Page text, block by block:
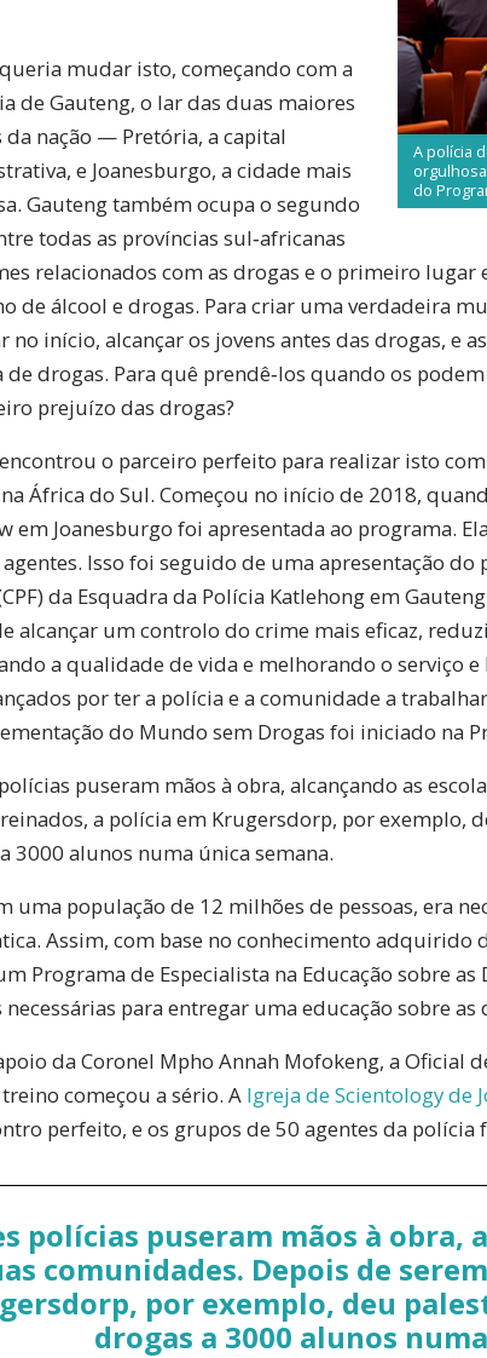
A polícia
do
queria mudar isto, começando com a
de Gauteng, o lar das duas maiores
da nação — Pretória, a capital
e Joanesburgo, a cidade mais
Gauteng também ocupa o segundo
todas as províncias sul‑africanas
relacionados com as drogas e o primeiro lugar
de álcool e drogas. Para criar uma verdadeira
no início, alcançar os jovens antes das drogas, e
de drogas. Para quê prendê‑los quando os
prejuízo das drogas?
encontrou o parceiro perfeito para realizar isto
África do Sul. Começou no início de 2018,
em Joanesburgo foi apresentada ao programa.
agentes. Isso foi seguido de uma apresentação
da Esquadra da Polícia Katlehong em
alcançar um controlo do crime mais eficaz,
a qualidade de vida e melhorando o serviço
por ter a polícia e a comunidade a
do Mundo sem Drogas foi iniciado na
puseram mãos à obra, alcançando as
a polícia em Krugersdorp, por exemplo,
3000 alunos numa única semana.
uma população de 12 milhões de pessoas, era
Assim, com base no conhecimento adquirido
Programa de Especialista na Educação sobre
necessárias para entregar uma educação sobre as
da Coronel Mpho Annah Mofokeng, a Oficial
treino começou a sério. A Igreja de Scientology de
perfeito, e os grupos de 50 agentes da
polícias puseram mãos à obra,
comunidades. Depois de
por exemplo, deu
drogas a 3000 alunos